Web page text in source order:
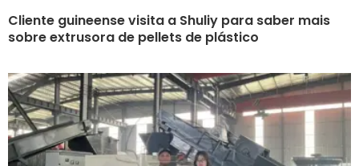
Cliente guineense visita a Shuliy para saber mais
sobre extrusora de pellets de plástico